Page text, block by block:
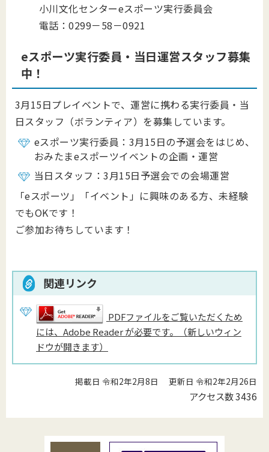
小川文化センターeスポーツ実行委員会
電話：0299－58－0921
eスポーツ実行委員・当日運営スタッフ募集
中！
3月15日プレイベントで、運営に携わる実行委員・当
日スタッフ（ボランティア）を募集しています。
eスポーツ実行委員：3月15日の予選会をはじめ、
おみたまeスポーツイベントの企画・運営
当日スタッフ：3月15日予選会での会場運営
「eスポーツ」「イベント」に興味のある方、未経験
でもOKです！
ご参加お待ちしています！
関連リンク
PDFファイルをご覧いただくため
には、Adobe Reader が必要です。（新しいウィン
ドウが開きます）
掲載日 令和2年2月8日 更新日 令和2年2月26日
アクセス数3436